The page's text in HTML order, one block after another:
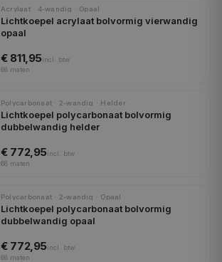
Acrylaat · 4-wandig · Opaal
Lichtkoepel acrylaat bolvormig vierwandig
opaal
€ 811,95incl.
btw
68 maten
Polycarbonaat · 2-wandig · Helder
Lichtkoepel polycarbonaat bolvormig
dubbelwandig helder
€ 772,95incl.
btw
68 maten
Polycarbonaat · 2-wandig · Opaal
Lichtkoepel polycarbonaat bolvormig
dubbelwandig opaal
€ 772,95incl.
btw
68 maten